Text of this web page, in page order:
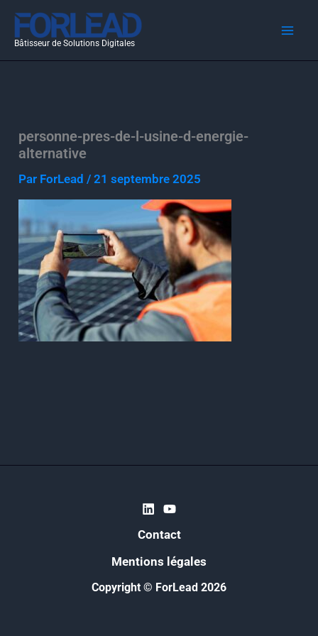
Aller
contenu
Bâtisseur de Solutions Digitales
personne-pres-de-l-usine-d-energie-
alternative
Par ForLead/21 septembre 2025
Contact
Mentions légales
Copyright © ForLead 2026